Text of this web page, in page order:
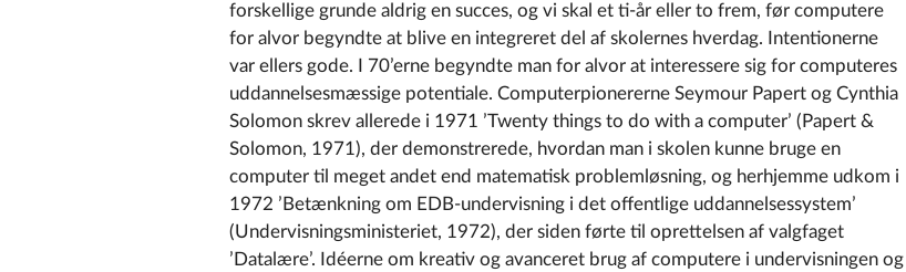
forskellige grunde aldrig en succes, og vi skal et ti-år eller to frem, før computere
for alvor begyndte at blive en integreret del af skolernes hverdag. Intentionerne
var ellers gode. I 70’erne begyndte man for alvor at interessere sig for computeres
uddannelsesmæssige potentiale. Computerpionererne Seymour Papert og Cynthia
Solomon skrev allerede i 1971 ’Twenty things to do with a computer’ (Papert &
Solomon, 1971), der demonstrerede, hvordan man i skolen kunne bruge en
computer til meget andet end matematisk problemløsning, og herhjemme udkom i
1972 ’Betænkning om EDB-undervisning i det offentlige uddannelsessystem’
(Undervisningsministeriet, 1972), der siden førte til oprettelsen af valgfaget
’Datalære’. Idéerne om kreativ og avanceret brug af computere i undervisningen og